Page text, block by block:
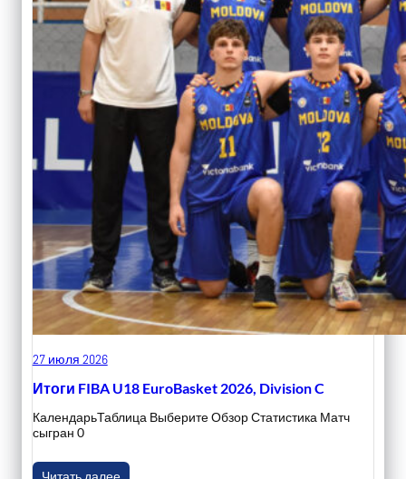
27 июля 2026
Итоги FIBA U18 EuroBasket 2026, Division C
КалендарьТаблица Выберите Обзор Статистика Матч
сыгран 0
Читать далее